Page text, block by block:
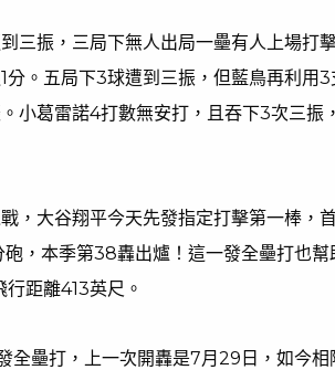
三振，三局下無人出局一壘有人上場打
分。五局下3球遭到三振，但藍鳥再利用
小葛雷諾4打數無安打，且吞下3次三振
，大谷翔平今天先發指定打擊第一棒，
，本季第38轟出爐！這一發全壘打也
距離413英尺。
全壘打，上一次開轟是7月29日，如今相